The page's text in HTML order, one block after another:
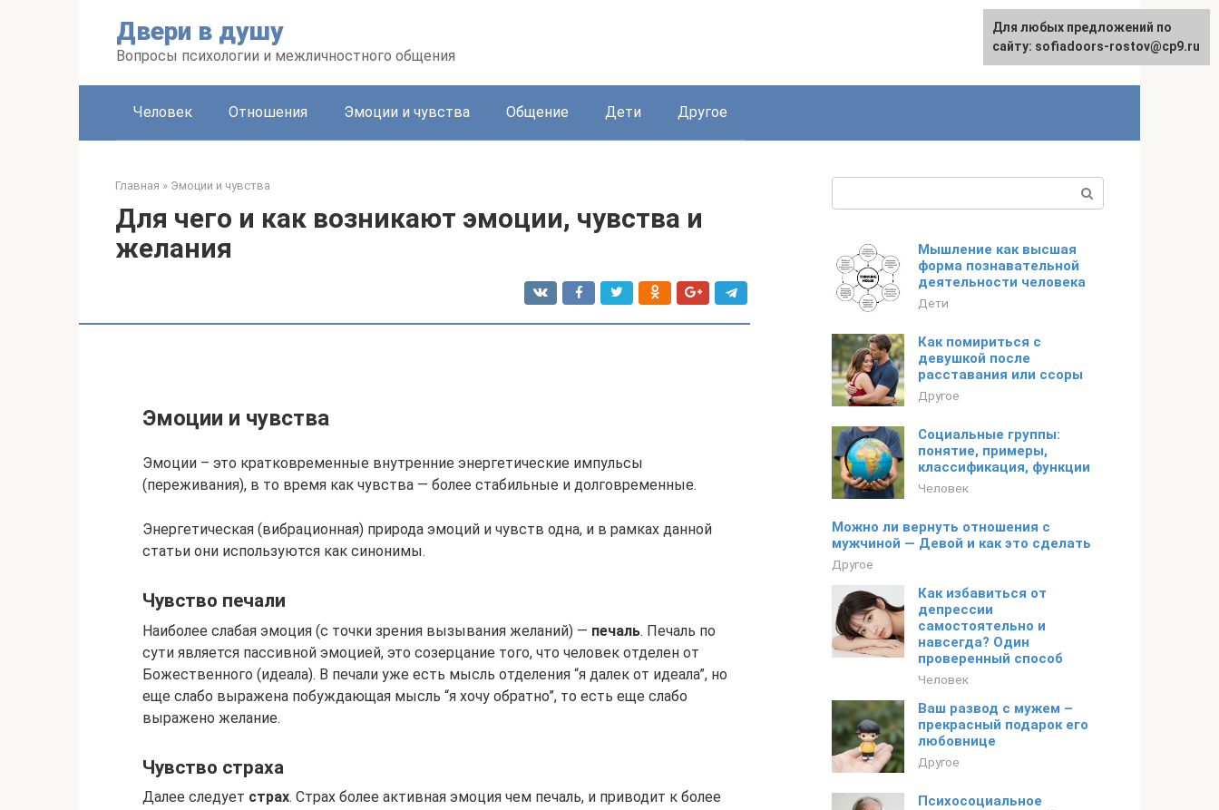
Двери в душу
Вопросы психологии и межличностного общения
Человек Отношения Эмоции и чувства Общение Дети Другое
Главная » Эмоции и чувства
Для чего и как возникают эмоции, чувства и
желания
Эмоции и чувства
Эмоции – это кратковременные внутренние энергетические импульсы
(переживания), в то время как чувства — более стабильные и долговременные.
Энергетическая (вибрационная) природа эмоций и чувств одна, и в рамках данной
статьи они используются как синонимы.
Чувство печали
Наиболее слабая эмоция (с точки зрения вызывания желаний) — печаль. Печаль по
сути является пассивной эмоцией, это созерцание того, что человек отделен от
Божественного (идеала). В печали уже есть мысль отделения “я далек от идеала”, но
еще слабо выражена побуждающая мысль “я хочу обратно”, то есть еще слабо
выражено желание.
Чувство страха
Далее следует страх. Страх более активная эмоция чем печаль, и приводит к более
Мышление как высшая
форма познавательной
деятельности человека
Дети
Как помириться с
девушкой после
расставания или ссоры
Другое
Социальные группы:
понятие, примеры,
классификация, функции
Человек
Можно ли вернуть отношения с
мужчиной — Девой и как это сделать
Другое
Как избавиться от
депрессии
самостоятельно и
навсегда? Один
проверенный способ
Человек
Ваш развод с мужем –
прекрасный подарок его
любовнице
Другое
Психосоциальное
Для любых предложений по
сайту: sofiadoors-rostov@cp9.ru